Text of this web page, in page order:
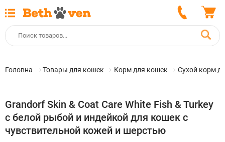
Головна Товары для кошек Корм для кошек Сухой корм
Grandorf Skin & Coat Care White Fish & Turkey
с белой рыбой и индейкой для кошек с
чувствительной кожей и шерстью